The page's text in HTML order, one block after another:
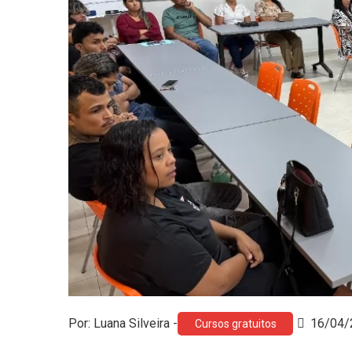
Por: Luana Silveira - Cursos gratuitos 16/04/